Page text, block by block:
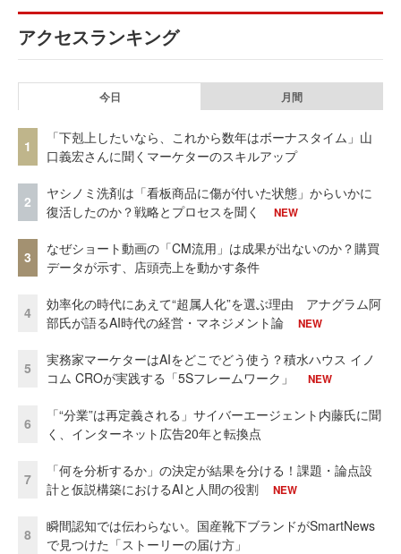
アクセスランキング
今日 月間
1
「下剋上したいなら、これから数年はボーナスタイム」山
口義宏さんに聞くマーケターのスキルアップ
2
ヤシノミ洗剤は「看板商品に傷が付いた状態」からいかに
復活したのか？戦略とプロセスを聞く
NEW
3
なぜショート動画の「CM流用」は成果が出ないのか？購買
データが示す、店頭売上を動かす条件
4
効率化の時代にあえて“超属人化”を選ぶ理由 アナグラム阿
部氏が語るAI時代の経営・マネジメント論
NEW
5
実務家マーケターはAIをどこでどう使う？積水ハウス イノ
コム CROが実践する「5Sフレームワーク」
NEW
6
「“分業”は再定義される」サイバーエージェント内藤氏に聞
く、インターネット広告20年と転換点
7
「何を分析するか」の決定が結果を分ける！課題・論点設
計と仮説構築におけるAIと人間の役割
NEW
8
瞬間認知では伝わらない。国産靴下ブランドがSmartNews
で見つけた「ストーリーの届け方」